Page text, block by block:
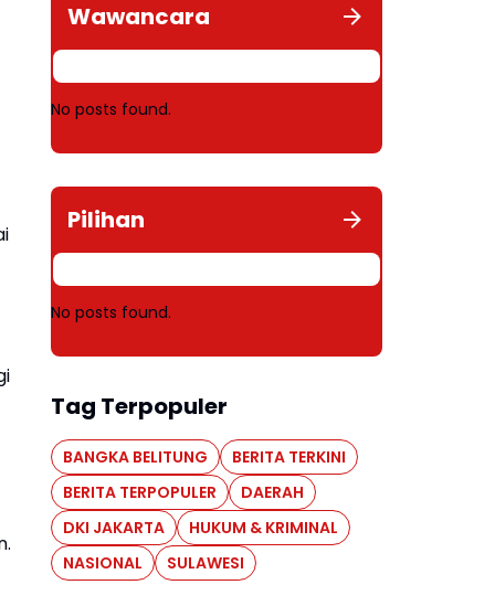
Wawancara
No posts found.
Pilihan
No posts found.
Tag Terpopuler
BANGKA BELITUNG
BERITA TERKINI
BERITA TERPOPULER
DAERAH
DKI JAKARTA
HUKUM & KRIMINAL
NASIONAL
SULAWESI